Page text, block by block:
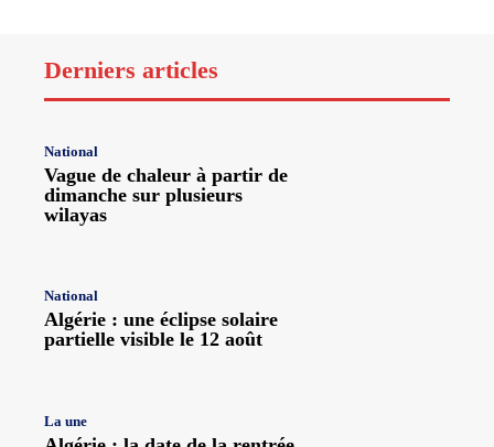
Derniers articles
National
Vague de chaleur à partir de
dimanche sur plusieurs
wilayas
National
Algérie : une éclipse solaire
partielle visible le 12 août
La une